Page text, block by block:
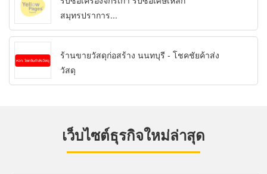
สมุทรปราการ...
ร้านขายวัสดุก่อสร้าง นนทบุรี - โชคชัยค้าส่ง
วัสดุ
เว็บไซต์ธุรกิจใหม่ล่าสุด